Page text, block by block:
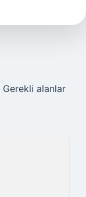
Gerekli alanlar